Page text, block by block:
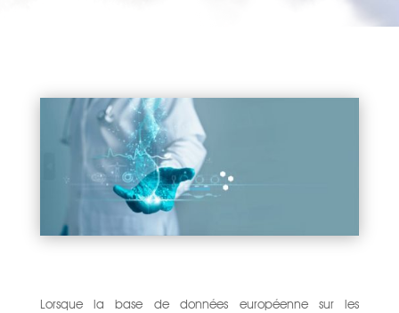
Lorsque la base de données européenne sur les